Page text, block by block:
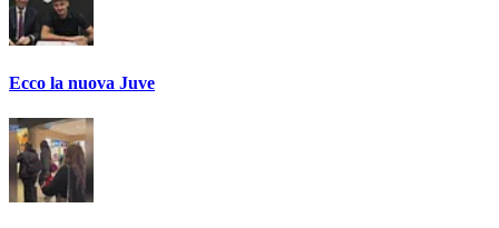
Ecco la nuova Juve